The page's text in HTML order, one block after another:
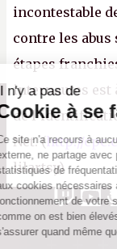
incontestable
contre les abus
étapes
internautes est
de
Net. ( http://
lilartsy)
Il n'y a pas de
Cookie à
Ce site n'a recours à
externe, ne partage
statistiques de
aux cookies
fonctionnement de
comme on est bien
s'assurer quand